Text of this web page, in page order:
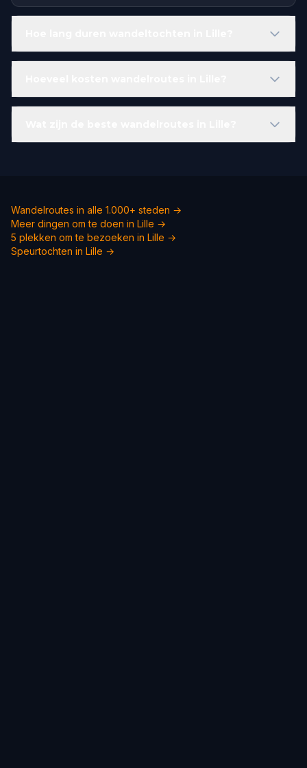
Wandelroutes in alle 1.000+ steden →
Meer dingen om te doen in Lille →
5 plekken om te bezoeken in Lille →
Speurtochten in Lille →